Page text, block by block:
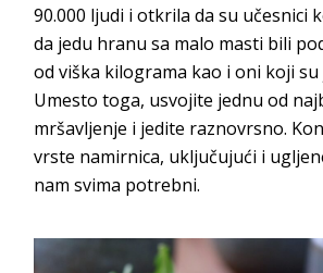
90.000 ljudi i otkrila da su učesnici
da jedu hranu sa malo masti bili
od viška kilograma kao i oni koji su
Umesto toga, usvojite jednu od
mršavljenje i jedite raznovrsno.
vrste namirnica, uključujući i
nam svima potrebni.